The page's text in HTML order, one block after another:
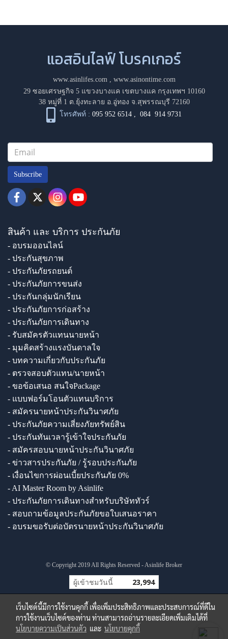
แอสอินไลฟ์ โบรคเกอร์
www.asinlifes.com, www.asinontime.com
29 ซอยเศรษฐกิจ 5 แขวงบางแค เขตบางแค กรุงเทพฯ 10160
38 หมู่ที่ 1 ต.ยุ้งทะลาย อ.อู่ทอง จ.สุพรรณบุรี 72160
โทรศัพท์ : 095 952 6514 ,084 914 9731
Subscribe
สินค้า และ บริการ ประกันภัย
- อบรมออนไลน์
- ประกันสุขภาพ
- ประกันภัยรถยนต์
- ประกันภัยการขนส่ง
- ประกันกลุ่มนักเรียน
- ประกันภัยการก่อสร้าง
- ประกันภัยการเดินทาง
- รับสมัครตัวแทนนายหน้า
- มุมคิดสร้างแรงบันดาลใจ
- บทความเกี่ยวกับประกันภัย
- ตรวจสอบตัวแทน/นายหน้า
- ขอข้อเสนอ สนใจPackage
- แบบฟอร์มโอนตัวแทนบริการ
- สมัครนายหน้าประกันวินาศภัย
- ประกันภัยความเสี่ยงภัยทรัพย์สิน
- ประกันทันเวลารู้เข้าใจประกันภัย
- สมัครสอบนายหน้าประกันวินาศภัย
- ข่าวสารประกันภัย / รู้รอบประกันภัย
- เงื่อนไขการผ่อนเบี้ยประกันภัย 0%
- AI Master Room by Asinlife
- ประกันภัยการเดินทางสำหรับบริษัททัวร์
- สอบถามข้อมูลประกันภัยขอใบเสนอราคา
- อบรมขอรับต่อบัตรนายหน้าประกันวินาศภัย
© Copyright 2019 All Rights Reserved - Asinlife Broker
ผู้เข้าชมวันนี้ 23,994
เว็บไซต์นี้มีการใช้งานคุกกี้ เพื่อเพิ่มประสิทธิภาพและประสบการณ์ที่ดีใน
การใช้งานเว็บไซต์ของท่าน ท่านสามารถอ่านรายละเอียดเพิ่มเติมได้ที่
นโยบายความเป็นส่วนตัว และ นโยบายคุกกี้